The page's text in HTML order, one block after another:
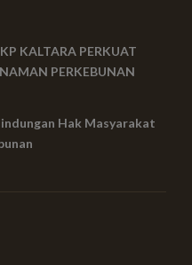
KALTARA PERKUAT
PERKEBUNAN
Hak Masyarakat